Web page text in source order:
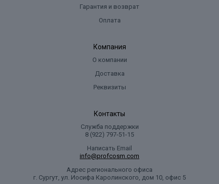
Гарантия и возврат
Оплата
Компания
О компании
Доставка
Реквизиты
Контакты
Служба поддержки
8 (922) 797‑51-15
Написать Email
info@profcosm.com
Адрес регионального офиса
г. Сургут, ул. Иосифа Каролинского, дом 10, офис 5